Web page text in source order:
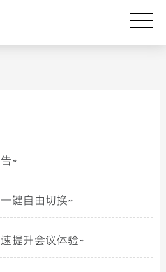
~
键自由切换~
提升会议体验~